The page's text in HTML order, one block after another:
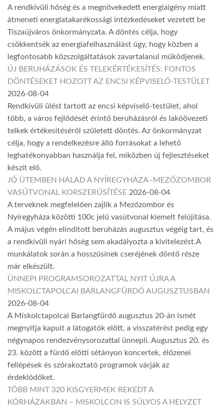
A rendkívüli hőség és a megnövekedett energiaigény miatt
átmeneti energiatakarékossági intézkedéseket vezetett be
Tiszaújváros önkormányzata. A döntés célja, hogy
csökkentsék az energiafelhasználást úgy, hogy közben a
legfontosabb közszolgáltatások zavartalanul működjenek.
ÚJ BERUHÁZÁSOK ÉS TELEKÉRTÉKESÍTÉS: FONTOS
DÖNTÉSEKET HOZOTT AZ ENCSI KÉPVISELŐ-TESTÜLET
2026-08-04
Rendkívüli ülést tartott az encsi képviselő-testület, ahol
több, a város fejlődését érintő beruházásról és lakóövezeti
telkek értékesítéséről született döntés. Az önkormányzat
célja, hogy a rendelkezésre álló forrásokat a lehető
leghatékonyabban használja fel, miközben új fejlesztéseket
készít elő.
JÓ ÜTEMBEN HALAD A NYÍREGYHÁZA–MEZŐZOMBOR
VASÚTVONAL KORSZERŰSÍTÉSE 2026-08-04
A terveknek megfelelően zajlik a Mezőzombor és
Nyíregyháza közötti 100c jelű vasútvonal kiemelt felújítása.
A május végén elindított beruházás augusztus végéig tart, és
a rendkívüli nyári hőség sem akadályozta a kivitelezést.A
munkálatok során a hosszúsínek cseréjének döntő része
már elkészült.
ÜNNEPI PROGRAMSOROZATTAL NYIT ÚJRA A
MISKOLCTAPOLCAI BARLANGFÜRDŐ AUGUSZTUSBAN
2026-08-04
A Miskolctapolcai Barlangfürdő augusztus 20-án ismét
megnyitja kapuit a látogatók előtt, a visszatérést pedig egy
négynapos rendezvénysorozattal ünnepli. Augusztus 20. és
23. között a fürdő előtti sétányon koncertek, élőzenei
fellépések és szórakoztató programok várják az
érdeklődőket.
TÖBB MINT 320 KISGYERMEK REKEDT A
KÓRHÁZAKBAN – MISKOLCON IS SÚLYOS A HELYZET